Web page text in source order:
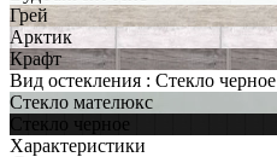
Грей
Арктик
Крафт
Вид остекления : Стекло черное
Стекло мателюкс
Стекло черное
Характеристики